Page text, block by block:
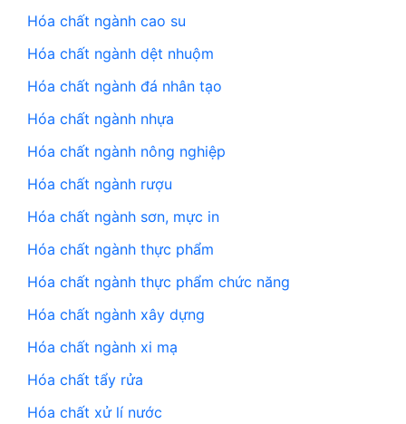
Hóa chất ngành cao su
Hóa chất ngành dệt nhuộm
Hóa chất ngành đá nhân tạo
Hóa chất ngành nhựa
Hóa chất ngành nông nghiệp
Hóa chất ngành rượu
Hóa chất ngành sơn, mực in
Hóa chất ngành thực phẩm
Hóa chất ngành thực phẩm chức năng
Hóa chất ngành xây dựng
Hóa chất ngành xi mạ
Hóa chất tẩy rửa
Hóa chất xử lí nước